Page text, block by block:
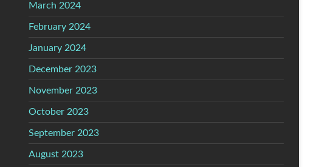
March 2024
February 2024
January 2024
December 2023
November 2023
October 2023
September 2023
August 2023